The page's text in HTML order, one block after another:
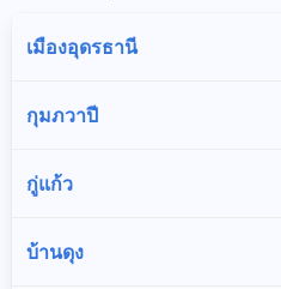
เมืองอุดรธานี
กุมภวาปี
กู่แก้ว
บ้านดุง